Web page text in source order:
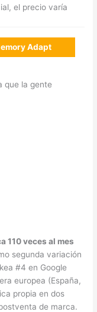
el precio varía
Adapt
que la gente
110 veces al mes
segunda variación
#4 en Google
europea (España,
propia en dos
de marca.